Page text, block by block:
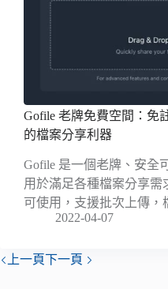
Gofile 老牌免費空間：免
的檔案分享利器
Gofile 是一個老牌、安全
用於滿足各種檔案分享需
可使用，支援批次上傳
2022-04-07
上一頁下一頁